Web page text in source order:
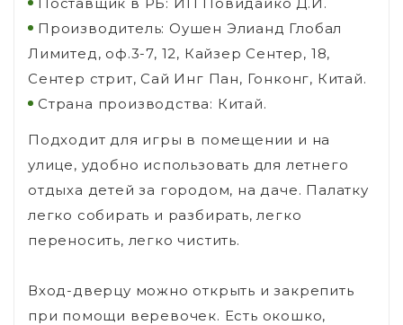
Производитель: Оушен Элианд Глобал
Лимитед, оф.3-7, 12, Кайзер Сентер, 18,
Сентер стрит, Сай Инг Пан, Гонконг, Китай.
Страна производства: Китай.
Подходит для игры в помещении и на
улице, удобно использовать для летнего
отдыха детей за городом, на даче. Палатку
легко собирать и разбирать, легко
переносить, легко чистить.
Вход-дверцу можно открыть и закрепить
при помощи веревочек. Есть окошко,